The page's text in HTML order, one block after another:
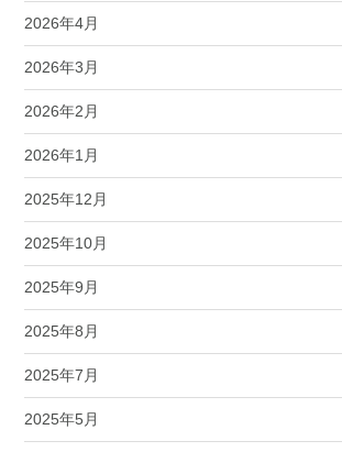
2026年4月
2026年3月
2026年2月
2026年1月
2025年12月
2025年10月
2025年9月
2025年8月
2025年7月
2025年5月